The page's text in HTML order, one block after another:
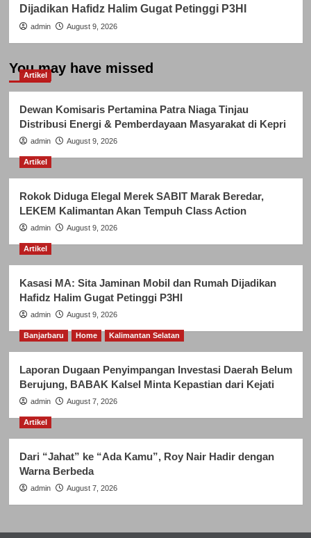
Dijadikan Hafidz Halim Gugat Petinggi P3HI
admin August 9, 2026
You may have missed
Artikel
Dewan Komisaris Pertamina Patra Niaga Tinjau
Distribusi Energi & Pemberdayaan Masyarakat di Kepri
admin August 9, 2026
Artikel
Rokok Diduga Elegal Merek SABIT Marak Beredar,
LEKEM Kalimantan Akan Tempuh Class Action
admin August 9, 2026
Artikel
Kasasi MA: Sita Jaminan Mobil dan Rumah Dijadikan
Hafidz Halim Gugat Petinggi P3HI
admin August 9, 2026
Banjarbaru Home Kalimantan Selatan
Laporan Dugaan Penyimpangan Investasi Daerah Belum
Berujung, BABAK Kalsel Minta Kepastian dari Kejati
admin August 7, 2026
Artikel
Dari “Jahat” ke “Ada Kamu”, Roy Nair Hadir dengan
Warna Berbeda
admin August 7, 2026